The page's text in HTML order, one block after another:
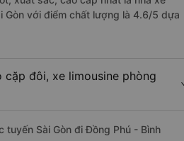
Gòn với điểm chất lượng là 4.6/5 dựa
cặp đôi, xe limousine phòng
tuyến Sài Gòn đi Đồng Phú - Bình